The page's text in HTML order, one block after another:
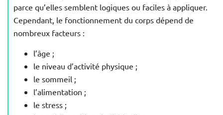
parce qu’elles semblent logiques ou faciles à appliquer.
Cependant, le fonctionnement du corps dépend de
nombreux facteurs :
l’âge ;
le niveau d’activité physique ;
le sommeil ;
l’alimentation ;
le stress ;